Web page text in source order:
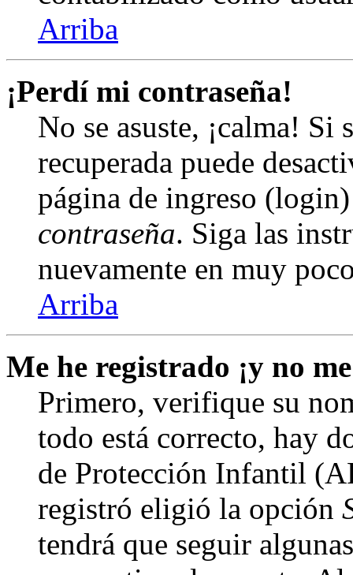
Arriba
¡Perdí mi contraseña!
No se asuste, ¡calma! Si
recuperada puede
página de ingreso
contraseña. Siga las
nuevamente en muy
Arriba
Me he registrado ¡y no
Primero, verifique su
todo está correcto, hay
de Protección Infantil
registró eligió la opción
tendrá que seguir